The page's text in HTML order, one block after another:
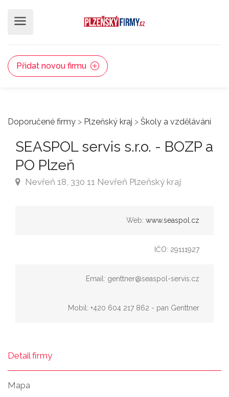
Přidat novou firmu
Doporučené firmy > Plzeňský kraj > Školy a vzdělávání
SEASPOL servis s.r.o. - BOZP a
PO Plzeň
Nevřeň 18, 330 11 Nevřeň Plzeňský kraj
Web: www.seaspol.cz
IČO: 29111927
Email: genttner@seaspol-servis.cz
Mobil: +420 604 217 862 - pan Genttner
Detail firmy
Mapa